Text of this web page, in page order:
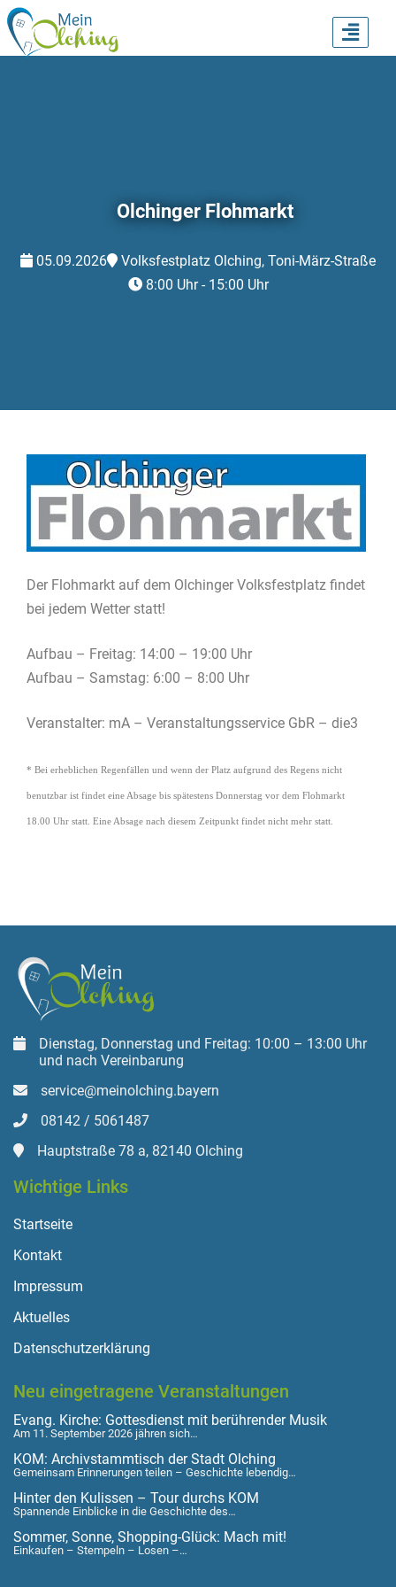
Olchinger Flohmarkt
05.09.2026
Volksfestplatz Olching, Toni-März-Straße
8:00 Uhr - 15:00 Uhr
Der Flohmarkt auf dem Olchinger Volksfestplatz findet
bei jedem Wetter statt!
Aufbau – Freitag: 14:00 – 19:00 Uhr
Aufbau – Samstag: 6:00 – 8:00 Uhr
Veranstalter: mA – Veranstaltungsservice GbR – die3
* Bei erheblichen Regenfällen und wenn der Platz aufgrund des Regens nicht
benutzbar ist findet eine Absage bis spätestens Donnerstag vor dem Flohmarkt
18.00 Uhr statt. Eine Absage nach diesem Zeitpunkt findet nicht mehr statt.
Dienstag, Donnerstag und Freitag: 10:00 – 13:00 Uhr
und nach Vereinbarung
service@meinolching.bayern
08142 / 5061487
Hauptstraße 78 a, 82140 Olching
Wichtige Links
Startseite
Kontakt
Impressum
Aktuelles
Datenschutzerklärung
Neu eingetragene Veranstaltungen
Evang. Kirche: Gottesdienst mit berührender Musik
Am 11. September 2026 jähren sich…
KOM: Archivstammtisch der Stadt Olching
Gemeinsam Erinnerungen teilen – Geschichte lebendig…
Hinter den Kulissen – Tour durchs KOM
Spannende Einblicke in die Geschichte des…
Sommer, Sonne, Shopping-Glück: Mach mit!
Einkaufen – Stempeln – Losen –…